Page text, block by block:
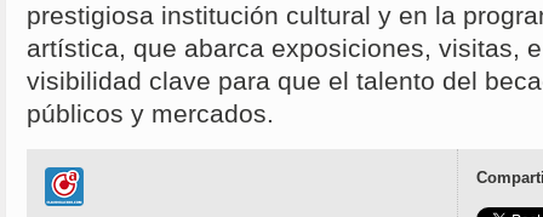
prestigiosa institución cultural y en la
artística, que abarca exposiciones, visitas,
visibilidad clave para que el talento del
públicos y mercados.